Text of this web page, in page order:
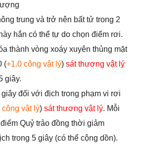
trung và trở nên bất tử trong 2
hắn có thể tự do chọn điểm rơi.
thành vòng xoáy xuyên thủng mặt
(+1.0 công vật lý) sát thương vật lý
giây.
đối với địch trong phạm vi rơi
công vật lý) sát thương vật lý. Mỗi
Quỷ trảo đồng thời giảm
trong 5 giây (có thể cộng dồn).